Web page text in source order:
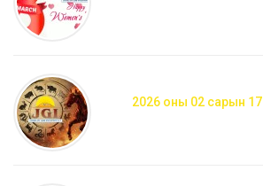
2026 оны 02 сарын 17